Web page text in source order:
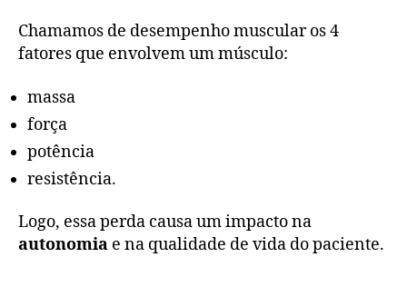
Chamamos de desempenho muscular os 4
fatores que envolvem um músculo:
massa
força
potência
resistência.
Logo, essa perda causa um impacto na
autonomia e na qualidade de vida do paciente.